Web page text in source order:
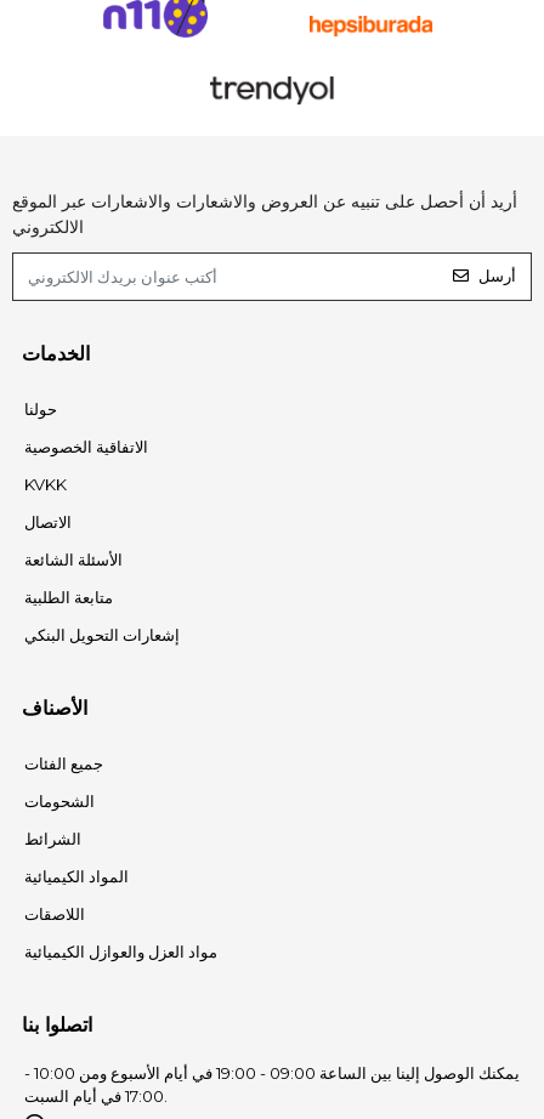
أريد أن أحصل على تنبيه عن العروض والاشعارات والاشعارات عبر الموقع
الالكتروني
أرسل
الخدمات
حولنا
الاتفاقية الخصوصية
KVKK
الاتصال
الأسئلة الشائعة
متابعة الطلبية
إشعارات التحويل البنكي
الأصناف
جميع الفئات
الشحومات
الشرائط
المواد الكيميائية
اللاصقات
مواد العزل والعوازل الكيميائية
اتصلوا بنا
يمكنك الوصول إلينا بين الساعة 09:00 - 19:00 في أيام الأسبوع ومن 10:00 -